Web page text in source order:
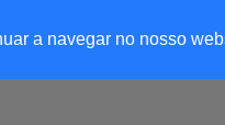
a navegar no nosso